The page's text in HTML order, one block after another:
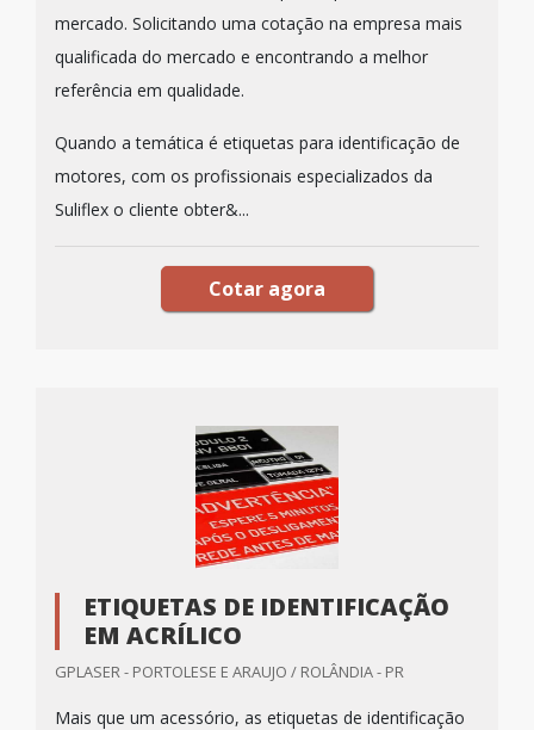
mercado. Solicitando uma cotação na empresa mais
qualificada do mercado e encontrando a melhor
referência em qualidade.
Quando a temática é etiquetas para identificação de
motores, com os profissionais especializados da
Suliflex o cliente obter&...
Cotar agora
ETIQUETAS DE IDENTIFICAÇÃO
EM ACRÍLICO
GPLASER - PORTOLESE E ARAUJO / ROLÂNDIA - PR
Mais que um acessório, as etiquetas de identificação